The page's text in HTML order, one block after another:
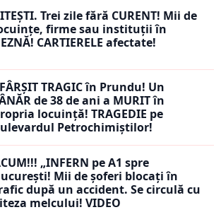
Trei zile fără CURENT! Mii de
firme sau instituții în
CARTIERELE afectate!
TRAGIC în Prundu! Un
de 38 de ani a MURIT în
locuință! TRAGEDIE pe
Petrochimiștilor!
„INFERN pe A1 spre
Mii de șoferi blocați în
după un accident. Se circulă cu
melcului! VIDEO